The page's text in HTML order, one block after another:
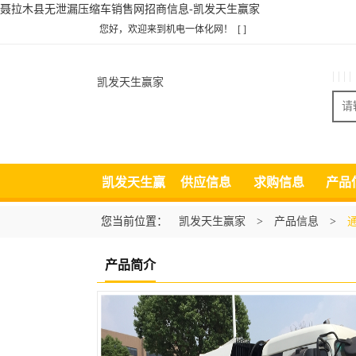
聂拉木县无泄漏压缩车销售网招商信息-凯发天生赢家
您好，欢迎来到机电一体化网！ [ ]
凯发天生赢家
凯发天生赢
家
供应信息 求购信息 产品
您当前位置： 凯发天生赢家 > 产品信息 >
产品简介